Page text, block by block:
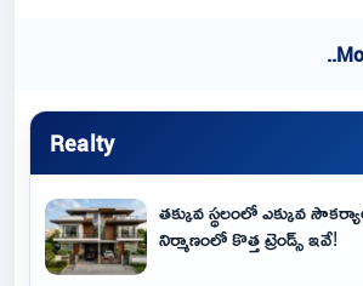
Realty
తక్కువ స్థలంలో ఎక్కువ
నిర్మాణంలో కొత్త ట్రెండ్స్ ఇవే!